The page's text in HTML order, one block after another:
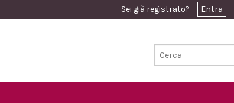
Sei già registrato? Entra